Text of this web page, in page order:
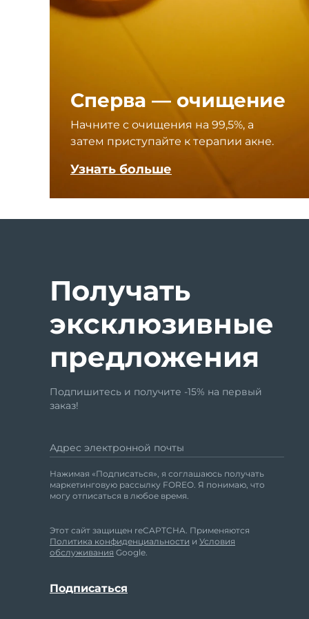
Сперва — очищение
Начните с очищения на 99,5%, а
затем приступайте к терапии акне.
Узнать больше
All acne treatment devices
All revitalizing eye massagers
Уход KIWI™
Advanced pore care essentials
Serum
issa™ Teeth Whitening Gel
FOREO APP
Получать
эксклюзивные
предложения
Подпишитесь и получите -15% на первый
заказ!
Адрес электронной почты
Нажимая «Подписаться», я соглашаюсь получать
маркетинговую рассылку FOREO. Я понимаю, что
могу отписаться в любое время.
Этот сайт защищен reCAPTCHA. Применяются
Политика конфиденциальности и Условия
обслуживания Google.